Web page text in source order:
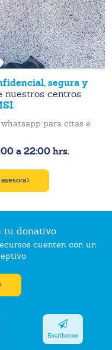
segura y
nuestros centros
para citas e
a 22:00 hrs.
donativo
cuenten con un
Escríbenos